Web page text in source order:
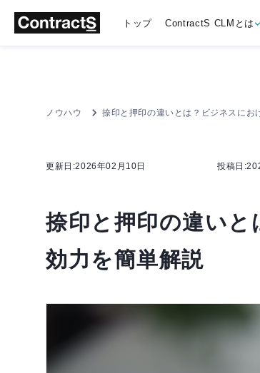
トップ ContractS CLMとは
ノウハウ 捺印と押印の違いとは？ビジネスにお
更新日:2026年02月10日 投稿日
捺印と押印の違い
効力を簡単解説